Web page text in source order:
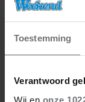
Toestemming
Verantwoord
Wij en onze
GEHAD’